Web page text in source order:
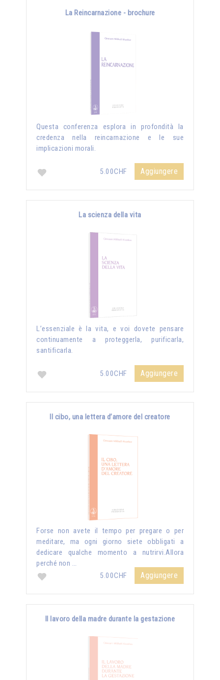
La Reincarnazione - brochure
Questa conferenza esplora in profondità la
credenza nella reincarnazione e le sue
implicazioni morali.
5.00CHF Aggiungere
La scienza della vita
L’essenziale è la vita, e voi dovete pensare
continuamente a proteggerla, purificarla,
santificarla.
5.00CHF Aggiungere
Il cibo, una lettera d’amore del creatore
Forse non avete il tempo per pregare o per
meditare, ma ogni giorno siete obbligati a
dedicare qualche momento a nutrirvi.Allora
perché non …
5.00CHF
Aggiungere
Il lavoro della madre durante la gestazione